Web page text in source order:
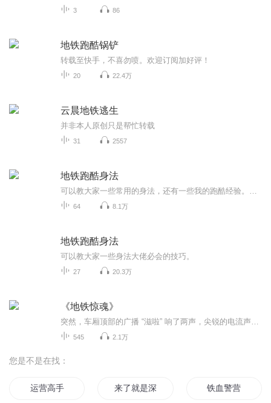
3 86
地铁跑酷锅铲
转载至快手，不喜勿喷。欢迎订阅加好评！
20 22.4万
云晨地铁逃生
并非本人原创只是帮忙转载
31 2557
地铁跑酷身法
64 8.1万
地铁跑酷身法
可以教大家一些身法大佬必会的技巧。
27 20.3万
《地铁惊魂》
545 2.1万
您是不是在找：
运营高手 来了就是深圳人 铁血警营